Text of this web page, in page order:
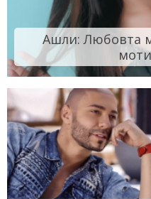
Ашли: Любовта